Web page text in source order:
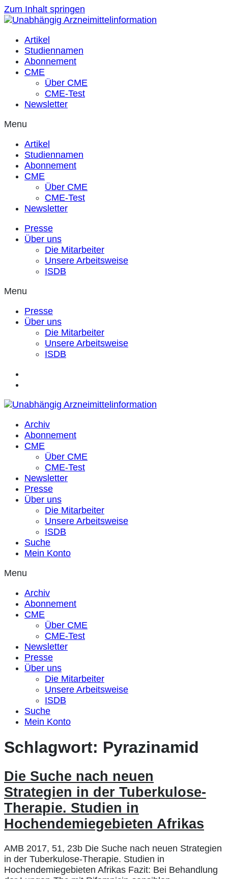
Zum Inhalt springen
Artikel
Studiennamen
Abonnement
CME
Über CME
CME-Test
Newsletter
Menu
Artikel
Studiennamen
Abonnement
CME
Über CME
CME-Test
Newsletter
Presse
Über uns
Die Mitarbeiter
Unsere Arbeitsweise
ISDB
Menu
Presse
Über uns
Die Mitarbeiter
Unsere Arbeitsweise
ISDB
Archiv
Abonnement
CME
Über CME
CME-Test
Newsletter
Presse
Über uns
Die Mitarbeiter
Unsere Arbeitsweise
ISDB
Suche
Mein Konto
Menu
Archiv
Abonnement
CME
Über CME
CME-Test
Newsletter
Presse
Über uns
Die Mitarbeiter
Unsere Arbeitsweise
ISDB
Suche
Mein Konto
Schlagwort: Pyrazinamid
Die Suche nach neuen
Strategien in der Tuberkulose-
Therapie. Studien in
Hochendemiegebieten Afrikas
AMB 2017, 51, 23b Die Suche nach neuen Strategien
in der Tuberkulose-Therapie. Studien in
Hochendemiegebieten Afrikas Fazit: Bei Behandlung